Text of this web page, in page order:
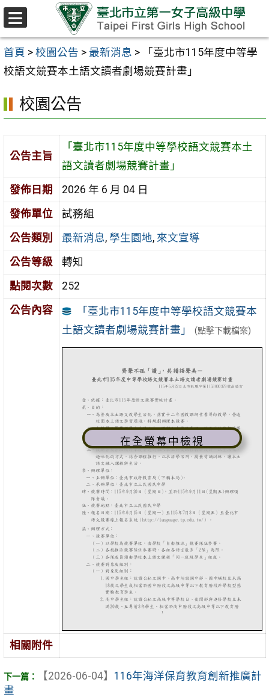
跳至主要內容區
首頁 > 校園公告 > 最新消息 >
「臺北市115年度中等學
校語文競賽本土語文讀者劇場競賽計畫」
校園公告
公告主旨
「臺北市115年度中等學校語文競賽本土
語文讀者劇場競賽計畫」
發佈日期
2026 年 6 月 04 日
發佈單位
試務組
公告類別
最新消息, 學生園地, 來文宣導
公告等級
轉知
點閱次數
252
公告內容
「臺北市115年度中等學校語文競賽本
土語文讀者劇場競賽計畫」
(點擊下載檔案)
在全螢幕中檢視
相關附件
【2026-06-04】 116年海洋保育教育創新推廣計
畫
選
單